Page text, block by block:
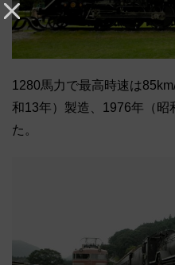
1280馬力で最高時速は
和13年）製造、1976年（昭
た。